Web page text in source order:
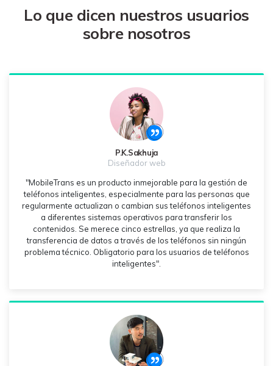
Lo que dicen nuestros usuarios
sobre nosotros
P.K.Sakhuja
Diseñador web
"MobileTrans es un producto inmejorable para la gestión de
teléfonos inteligentes, especialmente para las personas que
regularmente actualizan o cambian sus teléfonos inteligentes
a diferentes sistemas operativos para transferir los
contenidos. Se merece cinco estrellas, ya que realiza la
transferencia de datos a través de los teléfonos sin ningún
problema técnico. Obligatorio para los usuarios de teléfonos
inteligentes".